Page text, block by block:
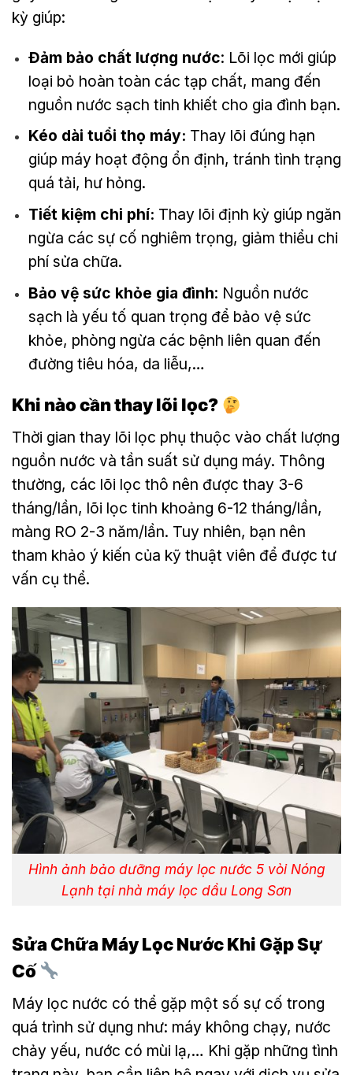
kỳ giúp:
Đảm bảo chất lượng nước: Lõi lọc mới giúp
loại bỏ hoàn toàn các tạp chất, mang đến
nguồn nước sạch tinh khiết cho gia đình bạn.
Kéo dài tuổi thọ máy: Thay lõi đúng hạn
giúp máy hoạt động ổn định, tránh tình trạng
quá tải, hư hỏng.
Tiết kiệm chi phí: Thay lõi định kỳ giúp ngăn
ngừa các sự cố nghiêm trọng, giảm thiểu chi
phí sửa chữa.
Bảo vệ sức khỏe gia đình: Nguồn nước
sạch là yếu tố quan trọng để bảo vệ sức
khỏe, phòng ngừa các bệnh liên quan đến
đường tiêu hóa, da liễu,…
Khi nào cần thay lõi lọc?
Thời gian thay lõi lọc phụ thuộc vào chất lượng
nguồn nước và tần suất sử dụng máy. Thông
thường, các lõi lọc thô nên được thay 3-6
tháng/lần, lõi lọc tinh khoảng 6-12 tháng/lần,
màng RO 2-3 năm/lần. Tuy nhiên, bạn nên
tham khảo ý kiến của kỹ thuật viên để được tư
vấn cụ thể.
Hình ảnh bảo dưỡng máy lọc nước 5 vòi Nóng
Lạnh tại nhà máy lọc dầu Long Sơn
Sửa Chữa Máy Lọc Nước Khi Gặp Sự
Cố
Máy lọc nước có thể gặp một số sự cố trong
quá trình sử dụng như: máy không chạy, nước
chảy yếu, nước có mùi lạ,… Khi gặp những tình